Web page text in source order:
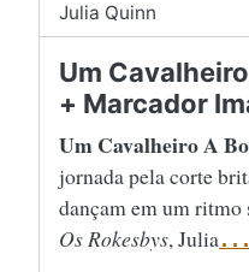
Julia Quinn
Um
+ Marcador
Um Cavalheiro A
jornada pela corte
dançam em um ritmo
Os Rokesbys, Julia...